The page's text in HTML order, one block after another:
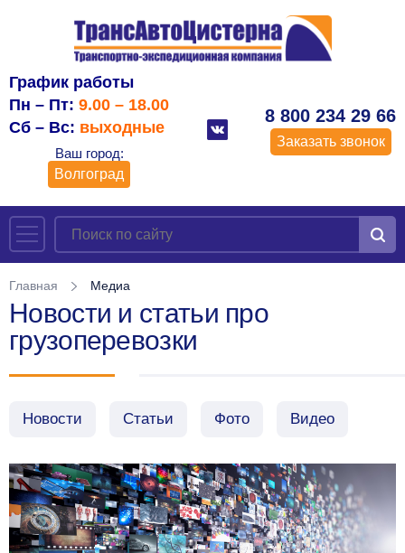
График работы
Пн – Пт: 9.00 – 18.00
Сб – Вс: выходные
Ваш город:
Волгоград
8 800 234 29 66
Заказать звонок
Главная Медиа
Новости и статьи про
грузоперевозки
Новости Статьи Фото Видео